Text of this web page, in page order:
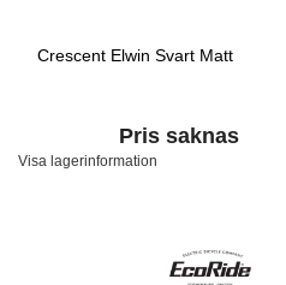
Crescent Elwin Svart Matt
Pris saknas
Visa lagerinformation